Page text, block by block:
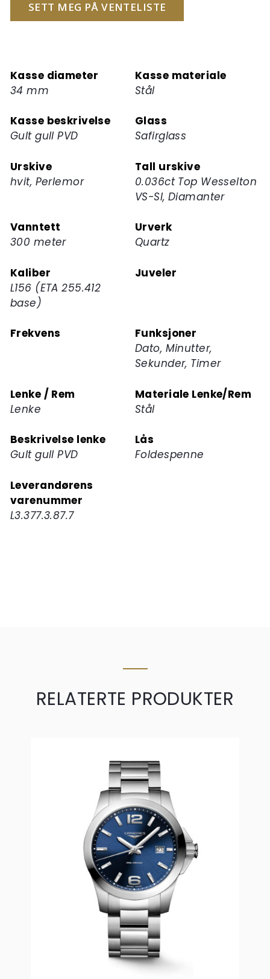
ventelisten
for
produktet
SETT MEG PÅ VENTELISTE
Kasse diameter
34 mm
Kasse materiale
Stål
Kasse beskrivelse
Gult gull PVD
Glass
Safirglass
Urskive
hvit, Perlemor
Tall urskive
0.036ct Top Wesselton
VS-SI, Diamanter
Vanntett
300 meter
Urverk
Quartz
Kaliber
L156 (ETA 255.412
base)
Juveler
Frekvens
Funksjoner
Dato, Minutter,
Sekunder, Timer
Lenke / Rem
Lenke
Materiale Lenke/Rem
Stål
Beskrivelse lenke
Gult gull PVD
Lås
Foldespenne
Leverandørens
varenummer
L3.377.3.87.7
RELATERTE PRODUKTER